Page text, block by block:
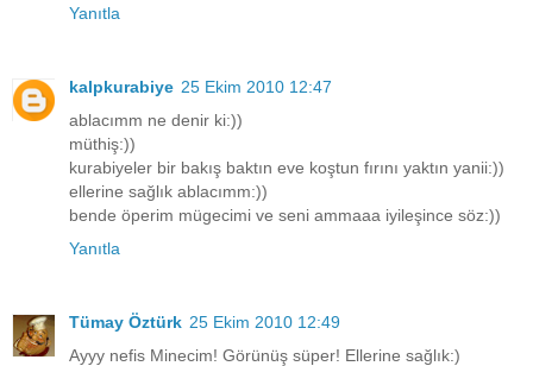
Yanıtla
kalpkurabiye 25 Ekim 2010 12:47
ablacımm ne denir ki:))
müthiş:))
kurabiyeler bir bakış baktın eve koştun fırını yaktın yanii:))
ellerine sağlık ablacımm:))
bende öperim mügecimi ve seni ammaaa iyileşince söz:))
Yanıtla
Tümay Öztürk 25 Ekim 2010 12:49
Ayyy nefis Minecim! Görünüş süper! Ellerine sağlık:)